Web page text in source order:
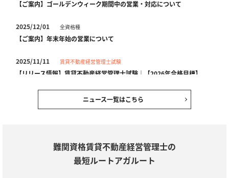
【ご案内】ゴールデンウィーク期間中の営業・対応について
2025/12/01 全資格種
【ご案内】年末年始の営業について
2025/11/11 賃貸不動産経営管理士試験
【リリース情報】賃貸不動産経営管理士試験｜【2026年合格目標】
賃貸不動産経営管理士試験
【セール情報】期間限定10％OFF！賃貸不動産経営管理士試験｜
ニュース一覧はこちら
難関資格賃貸不動産経営管理士の
最短ルートアガルート